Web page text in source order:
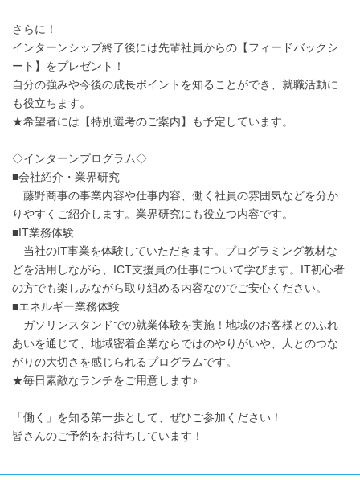
さらに！
インターンシップ終了後には先輩社員からの【フィードバックシ
ート】をプレゼント！
自分の強みや今後の成長ポイントを知ることができ、就職活動に
も役立ちます。
★希望者には【特別選考のご案内】も予定しています。
◇インターンプログラム◇
■会社紹介・業界研究
藤野商事の事業内容や仕事内容、働く社員の雰囲気などを分か
りやすくご紹介します。業界研究にも役立つ内容です。
■IT業務体験
当社のIT事業を体験していただきます。プログラミング教材な
どを活用しながら、ICT支援員の仕事について学びます。IT初心者
の方でも楽しみながら取り組める内容なのでご安心ください。
■エネルギー業務体験
ガソリンスタンドでの就業体験を実施！地域のお客様とのふれ
あいを通じて、地域密着企業ならではのやりがいや、人とのつな
がりの大切さを感じられるプログラムです。
★毎日素敵なランチをご用意します♪
「働く」を知る第一歩として、ぜひご参加ください！
皆さんのご予約をお待ちしています！